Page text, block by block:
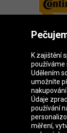
Belgique
K zajištění
používáme
Udělením
umožníte
Údaje
používání
měření,